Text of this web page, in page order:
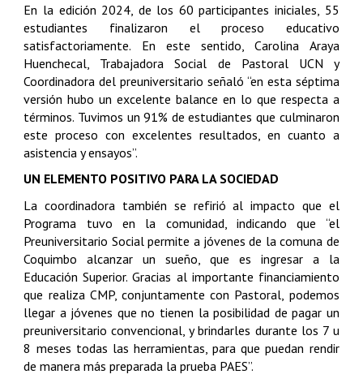
En la edición 2024, de los 60 participantes iniciales, 55
estudiantes finalizaron el proceso educativo
satisfactoriamente. En este sentido, Carolina Araya
Huenchecal, Trabajadora Social de Pastoral UCN y
Coordinadora del preuniversitario señaló “en esta séptima
versión hubo un excelente balance en lo que respecta a
términos. Tuvimos un 91% de estudiantes que culminaron
este proceso con excelentes resultados, en cuanto a
asistencia y ensayos”.
UN ELEMENTO POSITIVO PARA LA SOCIEDAD
La coordinadora también se refirió al impacto que el
Programa tuvo en la comunidad, indicando que “el
Preuniversitario Social permite a jóvenes de la comuna de
Coquimbo alcanzar un sueño, que es ingresar a la
Educación Superior. Gracias al importante financiamiento
que realiza CMP, conjuntamente con Pastoral, podemos
llegar a jóvenes que no tienen la posibilidad de pagar un
preuniversitario convencional, y brindarles durante los 7 u
8 meses todas las herramientas, para que puedan rendir
de manera más preparada la prueba PAES”.